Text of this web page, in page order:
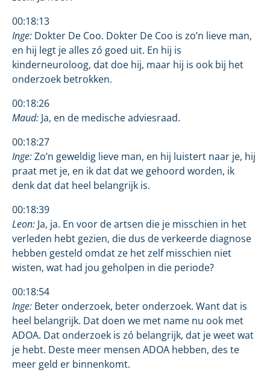
00:18:13
Inge: Dokter De Coo. Dokter De Coo is zo’n lieve man,
en hij legt je alles zó goed uit. En hij is
kinderneuroloog, dat doe hij, maar hij is ook bij het
onderzoek betrokken.
00:18:26
Maud: Ja, en de medische adviesraad.
00:18:27
Inge:Zo’n geweldig lieve man, en hij luistert naar je, hij
praat met je, en ik dat dat we gehoord worden, ik
denk dat dat heel belangrijk is.
00:18:39
Leon: Ja, ja. En voor de artsen die je misschien in het
verleden hebt gezien, die dus de verkeerde diagnose
hebben gesteld omdat ze het zelf misschien niet
wisten, wat had jou geholpen in die periode?
00:18:54
Inge: Beter onderzoek, beter onderzoek. Want dat is
heel belangrijk. Dat doen we met name nu ook met
ADOA. Dat onderzoek is zó belangrijk, dat je weet wat
je hebt. Deste meer mensen ADOA hebben, des te
meer geld er binnenkomt.